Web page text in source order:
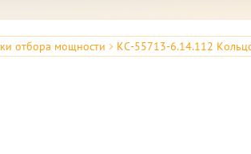
отбора мощности КС-55713-6.14.112